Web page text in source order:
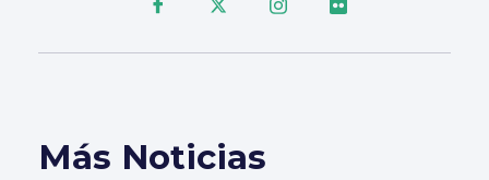
Más Noticias